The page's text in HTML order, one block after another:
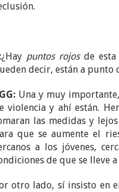
¿Hay puntos rojosde esta
decir, están a punto
Una y muy
violencia y ahí están.
las medidas y
que se aumente el
a los jóvenes,
de que se lleve
otro lado, sí insisto en